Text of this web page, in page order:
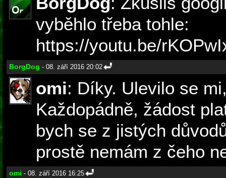
vyběhlo třeba tohle:
https://youtu.be/
BorgDog - 08. září 2016 20:02
omi: Díky. Ulevilo se
Každopádně, žádost
bych se z jistých
prostě nemám z čeho
omi - 08. září 2016 16:25